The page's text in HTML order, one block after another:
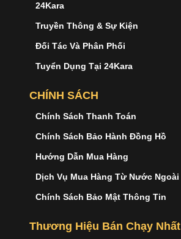
24Kara
Truyền Thông & Sự Kiện
Đối Tác Và Phân Phối
Tuyển Dụng Tại 24Kara
CHÍNH SÁCH
Chính Sách Thanh Toán
Chính Sách Bảo Hành Đồng Hồ
Hướng Dẫn Mua Hàng
Dịch Vụ Mua Hàng Từ Nước Ngoài
Chính Sách Bảo Mật Thông Tin
Thương Hiệu Bán Chạy Nhất